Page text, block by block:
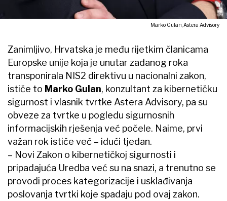
Marko Gulan, Astera Advisory
Zanimljivo, Hrvatska je među rijetkim članicama
Europske unije koja je unutar zadanog roka
transponirala NIS2 direktivu u nacionalni zakon,
ističe to Marko Gulan, konzultant za kibernetičku
sigurnost i vlasnik tvrtke Astera Advisory, pa su
obveze za tvrtke u pogledu sigurnosnih
informacijskih rješenja već počele. Naime, prvi
važan rok ističe već – idući tjedan.
– Novi Zakon o kibernetičkoj sigurnosti i
pripadajuća Uredba već su na snazi, a trenutno se
provodi proces kategorizacije i usklađivanja
poslovanja tvrtki koje spadaju pod ovaj zakon.